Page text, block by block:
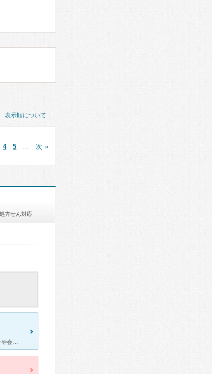
表示順について
4 5 次 »
方せん対応